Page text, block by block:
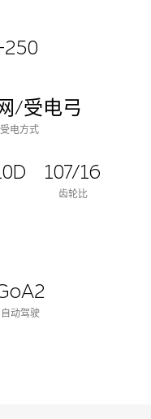
250
/受电弓
受电方式
107/16
齿轮比
自动驾驶